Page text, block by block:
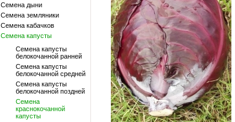
Семена дыни
Семена земляники
Семена кабачков
Семена капусты
Семена капусты
белокочанной ранней
Семена капусты
белокочанной средней
Семена капусты
белокочанной поздней
Семена
краснокочанной
капусты